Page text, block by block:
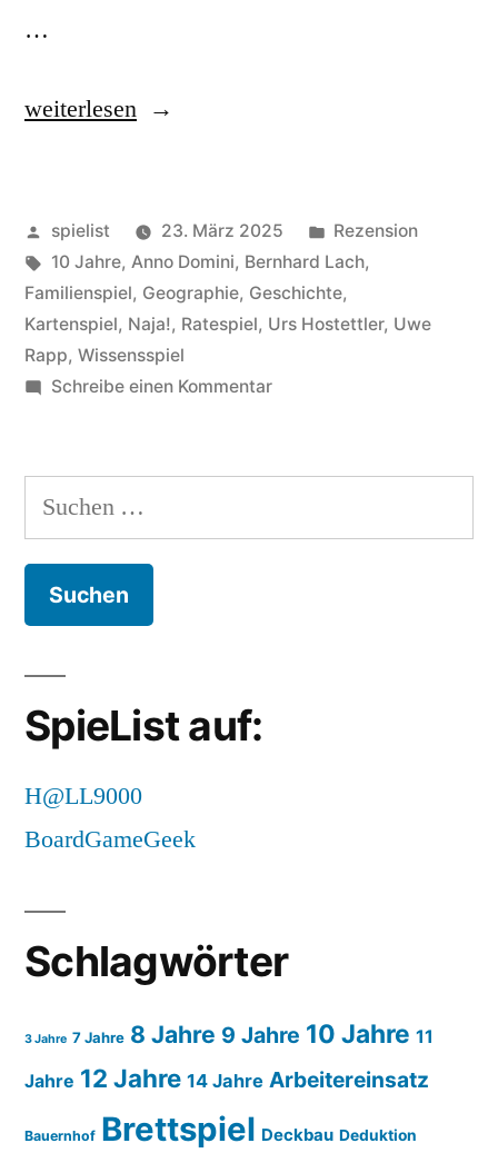
…
„Anno
Ausgerechnet
Buxtehude/Uppsala:
orientierungslos!“
weiterlesen
Veröffentlicht
von
spielist 23. März 2025
Veröffentlicht
in
Rezension
Schlagwörter:
10 Jahre, Anno Domini, Bernhard Lach,
Familienspiel, Geographie, Geschichte,
Kartenspiel, Naja!, Ratespiel, Urs Hostettler, Uwe
Rapp, Wissensspiel
Schreibe einen Kommentarzu
sowie
Buxtehude/Uppsala:
Suchen
nach:
SpieList auf:
H@LL9000
BoardGameGeek
Schlagwörter
3 Jahre 7 Jahre 8 Jahre 9 Jahre 10 Jahre 11
Jahre 12 Jahre 14 Jahre Arbeitereinsatz
Bauernhof Brettspiel Deckbau Deduktion